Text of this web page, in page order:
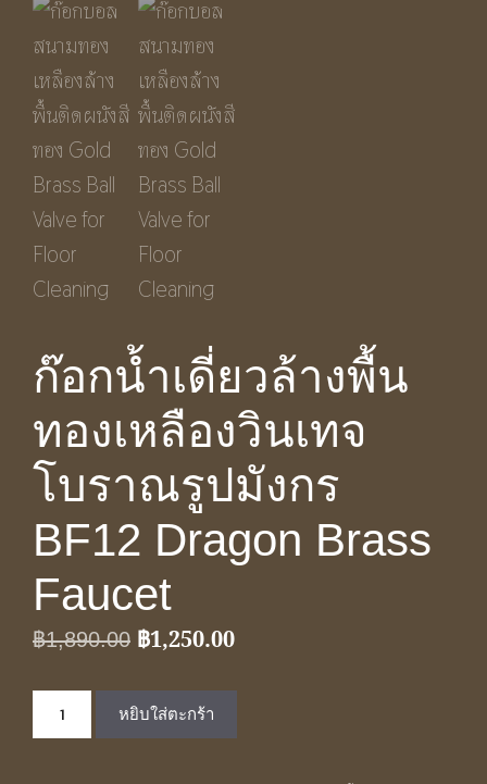
ก๊อกน้ำเดี่ยวล้างพื้น
ทองเหลืองวินเทจ
โบราณรูปมังกร
BF12 Dragon Brass
Faucet
฿1,890.00 Original
was:
฿1,890.00.
฿1,250.00Current
฿1,250.00.
จำนวน
ก๊อก
หยิบใส่ตะกร้า